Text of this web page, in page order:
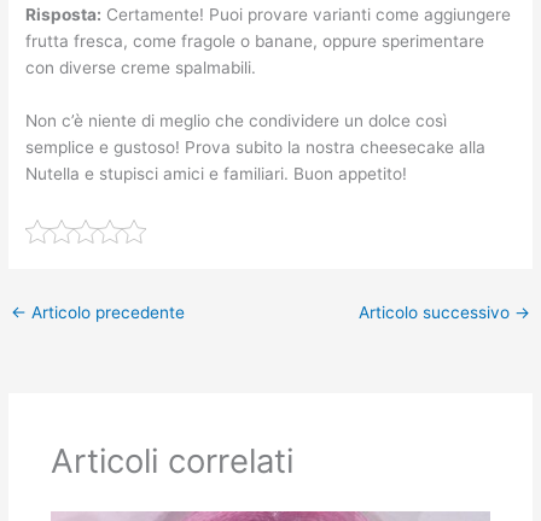
Risposta: Certamente! Puoi provare varianti come aggiungere
frutta fresca, come fragole o banane, oppure sperimentare
con diverse creme spalmabili.
Non c’è niente di meglio che condividere un dolce così
semplice e gustoso! Prova subito la nostra cheesecake alla
Nutella e stupisci amici e familiari. Buon appetito!
← Articolo precedente Articolo successivo →
Articoli correlati